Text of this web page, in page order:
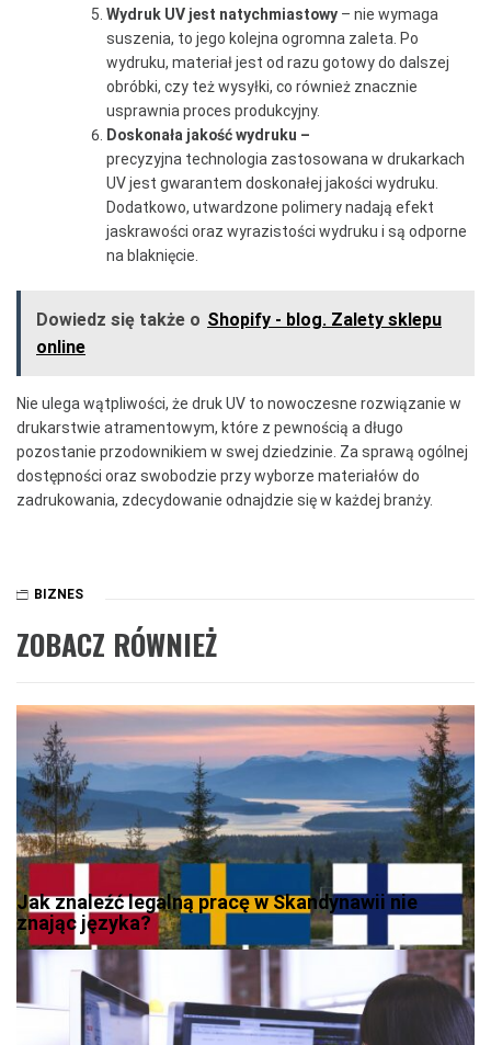
Wydruk UV jest natychmiastowy – nie wymaga
suszenia, to jego kolejna ogromna zaleta. Po
wydruku, materiał jest od razu gotowy do dalszej
obróbki, czy też wysyłki, co również znacznie
usprawnia proces produkcyjny.
Doskonała jakość wydruku –
precyzyjna technologia zastosowana w drukarkach
UV jest gwarantem doskonałej jakości wydruku.
Dodatkowo, utwardzone polimery nadają efekt
jaskrawości oraz wyrazistości wydruku i są odporne
na blaknięcie.
Dowiedz się także o Shopify - blog. Zalety sklepu
online
Nie ulega wątpliwości, że druk UV to nowoczesne rozwiązanie w
drukarstwie atramentowym, które z pewnością a długo
pozostanie przodownikiem w swej dziedzinie. Za sprawą ogólnej
dostępności oraz swobodzie przy wyborze materiałów do
zadrukowania, zdecydowanie odnajdzie się w każdej branży.
BIZNES
ZOBACZ RÓWNIEŻ
Jak znaleźć legalną pracę w Skandynawii nie
znając języka?